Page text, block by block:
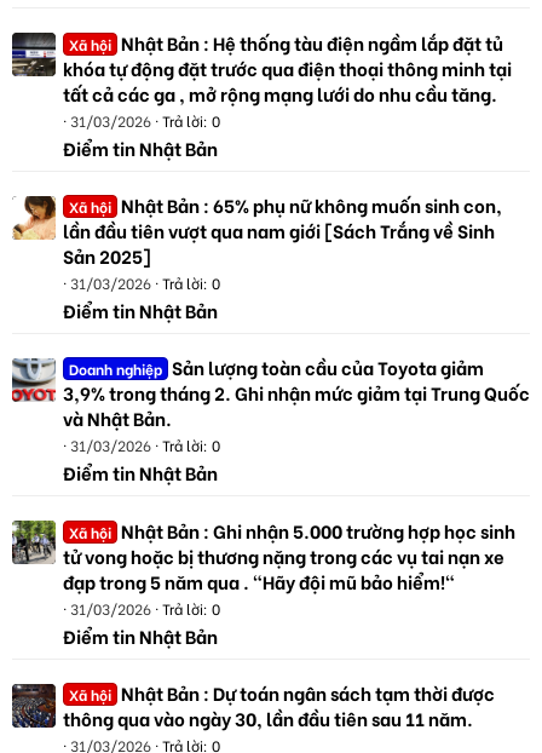
Xã hội Nhật Bản : Hệ thống tàu điện ngầm lắp đặt tủ
khóa tự động đặt trước qua điện thoại thông minh tại
tất cả các ga , mở rộng mạng lưới do nhu cầu tăng.
31/03/2026 Trả lời: 0
Điểm tin Nhật Bản
Xã hội Nhật Bản : 65% phụ nữ không muốn sinh con,
lần đầu tiên vượt qua nam giới [Sách Trắng về Sinh
Sản 2025]
31/03/2026 Trả lời: 0
Điểm tin Nhật Bản
Doanh nghiệp Sản lượng toàn cầu của Toyota giảm
3,9% trong tháng 2. Ghi nhận mức giảm tại Trung Quốc
và Nhật Bản.
31/03/2026 Trả lời: 0
Điểm tin Nhật Bản
Xã hội Nhật Bản : Ghi nhận 5.000 trường hợp học sinh
tử vong hoặc bị thương nặng trong các vụ tai nạn xe
đạp trong 5 năm qua . "Hãy đội mũ bảo hiểm!"
31/03/2026 Trả lời: 0
Điểm tin Nhật Bản
Xã hội Nhật Bản : Dự toán ngân sách tạm thời được
thông qua vào ngày 30, lần đầu tiên sau 11 năm.
31/03/2026 Trả lời: 0